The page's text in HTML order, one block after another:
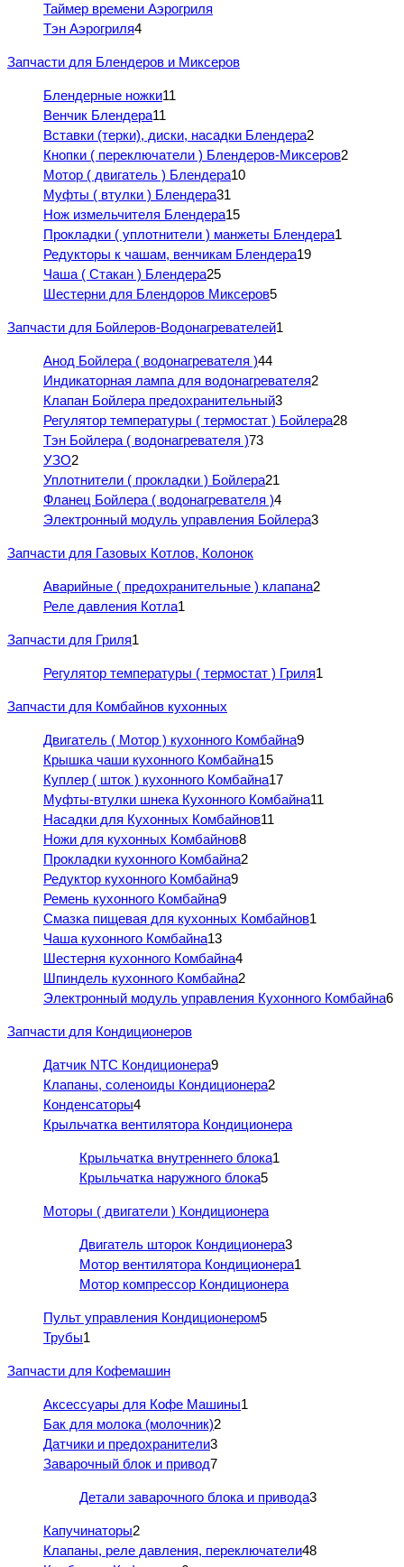
Таймер времени Аэрогриля
Тэн Аэрогриля4
Запчасти для Блендеров и Миксеров
Блендерные ножки11
Венчик Блендера11
Вставки (терки), диски, насадки Блендера2
Кнопки ( переключатели ) Блендеров-Миксеров2
Мотор ( двигатель ) Блендера10
Муфты ( втулки ) Блендера31
Нож измельчителя Блендера15
Прокладки ( уплотнители ) манжеты Блендера1
Редукторы к чашам, венчикам Блендера19
Чаша ( Стакан ) Блендера25
Шестерни для Блендоров Миксеров5
Запчасти для Бойлеров-Водонагревателей1
Анод Бойлера ( водонагревателя )44
Индикаторная лампа для водонагревателя2
Клапан Бойлера предохранительный3
Регулятор температуры ( термостат ) Бойлера28
Тэн Бойлера ( водонагревателя )73
УЗО2
Уплотнители ( прокладки ) Бойлера21
Фланец Бойлера ( водонагревателя )4
Электронный модуль управления Бойлера3
Запчасти для Газовых Котлов, Колонок
Аварийные ( предохранительные ) клапана2
Реле давления Котла1
Запчасти для Гриля1
Регулятор температуры ( термостат ) Гриля1
Запчасти для Комбайнов кухонных
Двигатель ( Мотор ) кухонного Комбайна9
Крышка чаши кухонного Комбайна15
Куплер ( шток ) кухонного Комбайна17
Муфты-втулки шнека Кухонного Комбайна11
Насадки для Кухонных Комбайнов11
Ножи для кухонных Комбайнов8
Прокладки кухонного Комбайна2
Редуктор кухонного Комбайна9
Ремень кухонного Комбайна9
Смазка пищевая для кухонных Комбайнов1
Чаша кухонного Комбайна13
Шестерня кухонного Комбайна4
Шпиндель кухонного Комбайна2
Электронный модуль управления Кухонного Комбайна6
Запчасти для Кондиционеров
Датчик NTC Кондиционера9
Клапаны, соленоиды Кондиционера2
Конденсаторы4
Крыльчатка вентилятора Кондиционера
Крыльчатка внутреннего блока1
Крыльчатка наружного блока5
Моторы ( двигатели ) Кондиционера
Двигатель шторок Кондиционера3
Мотор вентилятора Кондиционера1
Мотор компрессор Кондиционера
Пульт управления Кондиционером5
Трубы1
Запчасти для Кофемашин
Аксессуары для Кофе Машины1
Бак для молока (молочник)2
Датчики и предохранители3
Заварочный блок и привод7
Детали заварочного блока и привода3
Капучинаторы2
Клапаны, реле давления, переключатели48